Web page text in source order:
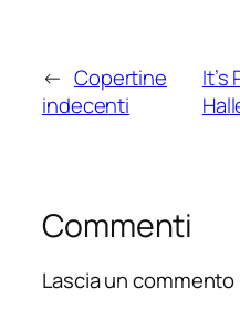
← Copertine
indecenti
It’s
Commenti
Lascia un commento